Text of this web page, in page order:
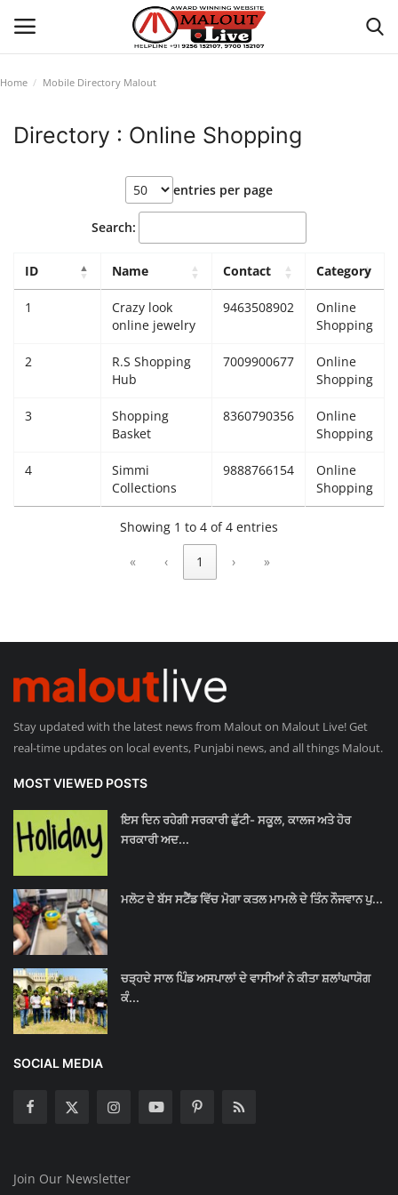
How to Reach Malout
Privacy Policy
History of Malout
Railway Time Table
Sri Muktsar Sahib News
Important
Contact Us
Home Mobile Directory Malout
Directory : Online Shopping
entries per page
Search:
ID Name Contact Category
1
Crazy look
online jewelry
9463508902
Online
Shopping
2
R.S Shopping
Hub
7009900677
Online
Shopping
3
Shopping
Basket
8360790356
Online
Shopping
4
Simmi
Collections
9888766154
Online
Shopping
Showing 1 to 4 of 4 entries
« ‹ 1 › »
Stay updated with the latest news from Malout on Malout Live! Get
real-time updates on local events, Punjabi news, and all things Malout.
MOST VIEWED POSTS
ਇਸ ਦਿਨ ਰਹੇਗੀ ਸਰਕਾਰੀ ਛੁੱਟੀ- ਸਕੂਲ, ਕਾਲਜ ਅਤੇ ਹੋਰ
ਸਰਕਾਰੀ ਅਦ...
ਮਲੋਟ ਦੇ ਬੱਸ ਸਟੈਂਡ ਵਿੱਚ ਮੋਗਾ ਕਤਲ ਮਾਮਲੇ ਦੇ ਤਿੰਨ ਨੌਜਵਾਨ ਪੁ...
ਚੜ੍ਹਦੇ ਸਾਲ ਪਿੰਡ ਅਸਪਾਲਾਂ ਦੇ ਵਾਸੀਆਂ ਨੇ ਕੀਤਾ ਸ਼ਲਾਂਘਾਯੋਗ
ਕੰ...
SOCIAL MEDIA
Join Our Newsletter